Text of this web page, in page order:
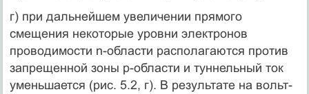
г) при дальнейшем увеличении прямого
смещения некоторые уровни электронов
проводимости n-области располагаются против
запрещенной зоны р-области и туннельный ток
уменьшается (рис. 5.2, г). В результате на вольт-